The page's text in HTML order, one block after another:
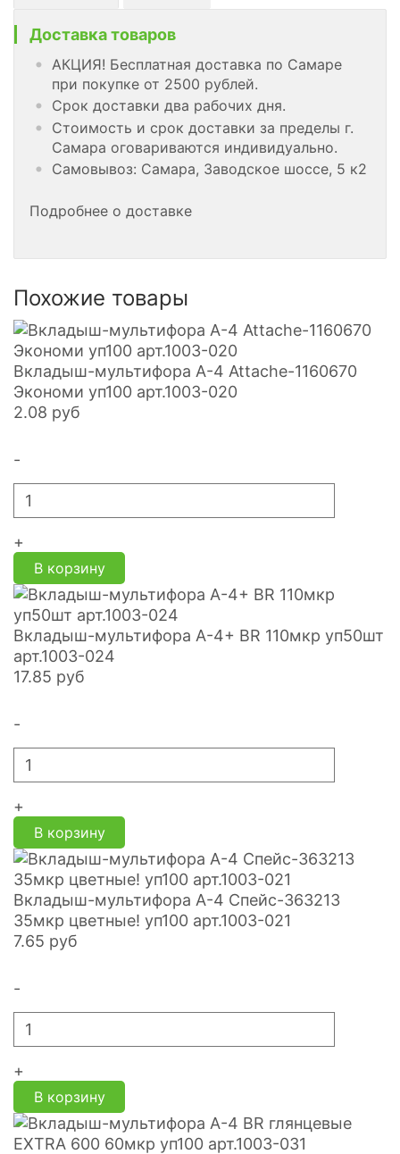
Доставка товаров
АКЦИЯ! Бесплатная доставка по Самаре
при покупке от 2500 рублей.
Срок доставки два рабочих дня.
Стоимость и срок доставки за пределы г.
Самара оговариваются индивидуально.
Самовывоз: Самара, Заводское шоссе, 5 к2
Подробнее о доставке
Похожие товары
Вкладыш-мультифора А-4 Attache-1160670
Экономи уп100 арт.1003-020
2.08 руб
-
+
В корзину
Вкладыш-мультифора А-4+ BR 110мкр уп50шт
арт.1003-024
17.85 руб
-
+
В корзину
Вкладыш-мультифора A-4 Спейс-363213
35мкр цветные! уп100 арт.1003-021
7.65 руб
-
+
В корзину